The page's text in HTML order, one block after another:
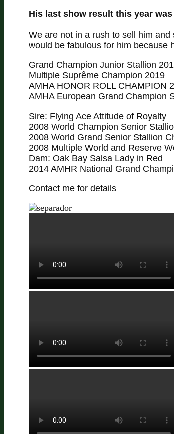
His last show result this year
We are not in a rush to sell him
would be fabulous for him because
Grand Champion Junior Stallion
Multiple Suprême Champion 2019
AMHA HONOR ROLL CHAMPION
AMHA European Grand Champion
Sire: Flying Ace Attitude of Royalty
2008 World Champion Senior
2008 World Grand Senior Stallion
2008 Multiple World and Reserve
Dam: Oak Bay Salsa Lady in Red
2014 AMHR National Grand
Contact me for details